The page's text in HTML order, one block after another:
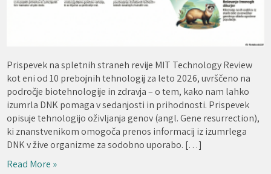
Prispevek na spletnih straneh revije MIT Technology Review
kot eni od 10 prebojnih tehnologij za leto 2026, uvrščeno na
področje biotehnologije in zdravja – o tem, kako nam lahko
izumrla DNK pomaga v sedanjosti in prihodnosti. Prispevek
opisuje tehnologijo oživljanja genov (angl. Gene resurrection),
ki znanstvenikom omogoča prenos informacij iz izumrlega
DNK v žive organizme za sodobno uporabo. […]
Read More »